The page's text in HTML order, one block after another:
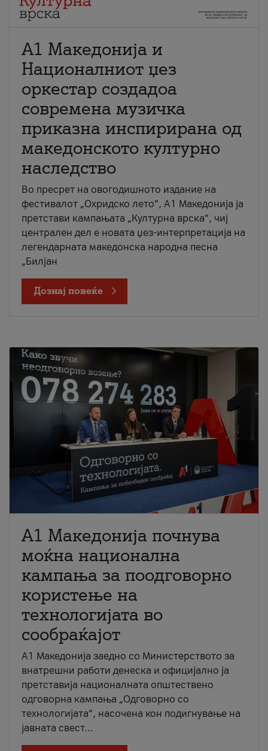
А1 Македонија и
Националниот џез
оркестар создадоа
современа музичка
приказна инспирирана од
македонското културно
наследство
Во пресрет на овогодишното издание на
фестивалот „Охридско лето“, А1 Македонија ја
претстави кампањата „Културна врска“, чиј
централен дел е новата џез-интерпретација на
легендарната македонска народна песна
„Билјан
Дознај повеќе
A1 Македонија почнува
моќна национална
кампања за поодговорно
користење на
технологијата во
сообраќајот
A1 Македонија заедно со Министерството за
внатрешни работи денеска и официјално ја
претставија националната општествено
одговорна кампања „Одговорно со
технологијата“, насочена кон подигнување на
јавната свест...